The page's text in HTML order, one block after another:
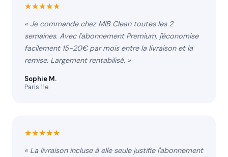
★★★★★
« Je commande chez MIB Clean toutes les 2
semaines. Avec l'abonnement Premium, j'économise
facilement 15-20€ par mois entre la livraison et la
remise. Largement rentabilisé. »
Sophie M.
Paris 11e
★★★★★
« La livraison incluse à elle seule justifie l'abonnement